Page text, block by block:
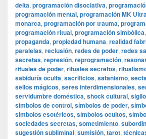
delta, programación disociativa,
programación mental, programación MK
monarca, programación por trauma,
programación ritual, programación simbólica,
propaganda, propiedad humana, realidad
paralelas, reclusión, redes de poder, redes
secretas, represión, reprogramación,
rituales de poder, rituales secretos,
sabiduría oculta, sacrificios, satanismo,
sellos mágicos, seres interdimensionales,
servidumbre doméstica, shock cultural,
símbolos de control, símbolos de poder,
símbolos esotéricos, símbolos ocultos,
sociedades secretas, sometimiento,
sugestión subliminal, sumisión, tarot,